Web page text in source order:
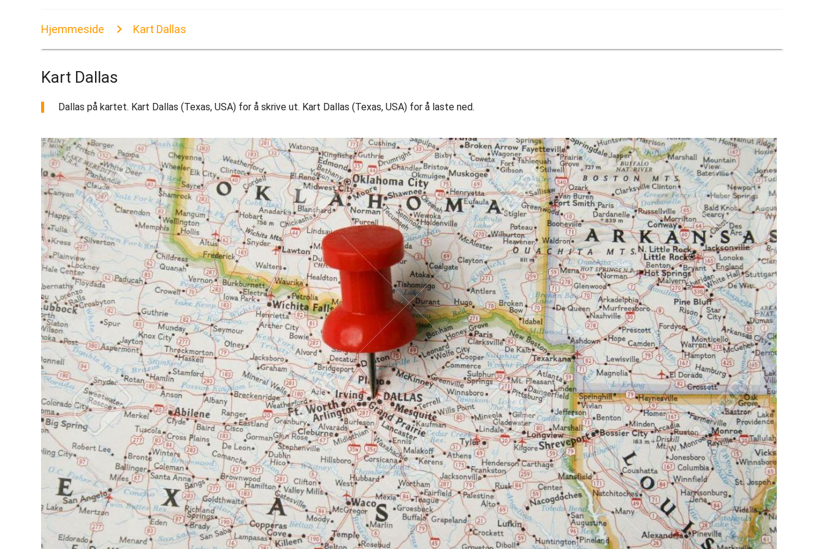
Hjemmeside Kart Dallas
Kart Dallas
Dallas på kartet. Kart Dallas (Texas, USA) for å skrive ut. Kart Dallas (Texas, USA) for å laste ned.